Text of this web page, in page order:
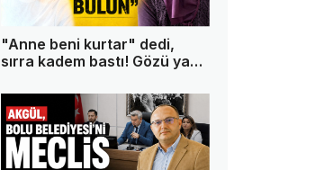
"Anne beni kurtar" dedi,
sırra kadem bastı! Gözü yaşlı
haber alamıyor